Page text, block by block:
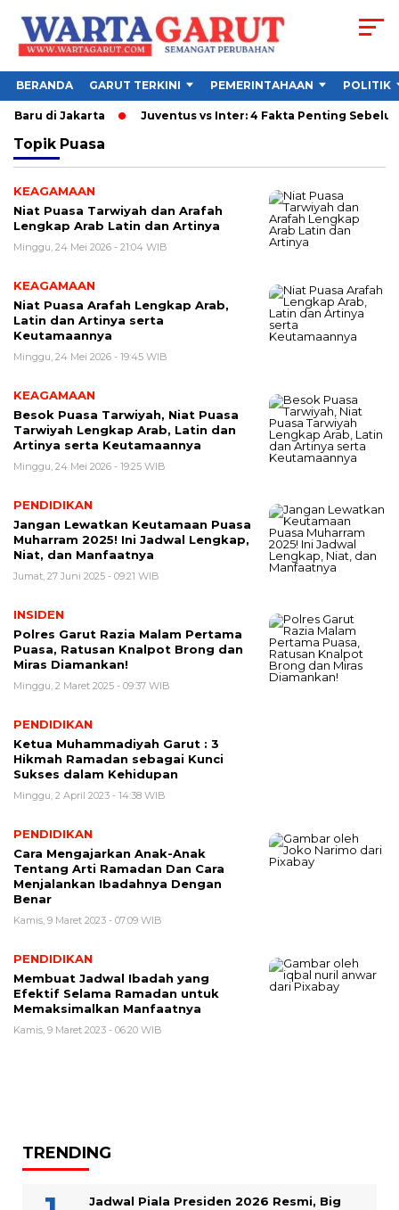
BERANDA GARUT TERKINI PEMERINTAHAAN POLITIK
di Jakarta Juventus vs Inter: 4 Fakta Penting Sebelum
Topik Puasa
KEAGAMAAN
Niat Puasa Tarwiyah dan Arafah
Lengkap Arab Latin dan Artinya
Minggu, 24 Mei 2026 - 21:04 WIB
KEAGAMAAN
Niat Puasa Arafah Lengkap Arab,
Latin dan Artinya serta
Keutamaannya
Minggu, 24 Mei 2026 - 19:45 WIB
KEAGAMAAN
Besok Puasa Tarwiyah, Niat Puasa
Tarwiyah Lengkap Arab, Latin dan
Artinya serta Keutamaannya
Minggu, 24 Mei 2026 - 19:25 WIB
PENDIDIKAN
Jangan Lewatkan Keutamaan Puasa
Muharram 2025! Ini Jadwal Lengkap,
Niat, dan Manfaatnya
Jumat, 27 Juni 2025 - 09:21 WIB
INSIDEN
Polres Garut Razia Malam Pertama
Puasa, Ratusan Knalpot Brong dan
Miras Diamankan!
Minggu, 2 Maret 2025 - 09:37 WIB
PENDIDIKAN
Ketua Muhammadiyah Garut : 3
Hikmah Ramadan sebagai Kunci
Sukses dalam Kehidupan
Minggu, 2 April 2023 - 14:38 WIB
PENDIDIKAN
Cara Mengajarkan Anak-Anak
Tentang Arti Ramadan Dan Cara
Menjalankan Ibadahnya Dengan
Benar
Kamis, 9 Maret 2023 - 07:09 WIB
PENDIDIKAN
Membuat Jadwal Ibadah yang
Efektif Selama Ramadan untuk
Memaksimalkan Manfaatnya
Kamis, 9 Maret 2023 - 06:20 WIB
TRENDING
Jadwal Piala Presiden 2026 Resmi, Big